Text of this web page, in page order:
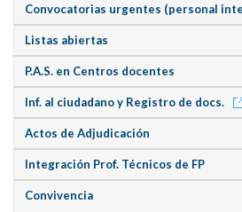
Convocatorias urgentes (personal
Listas abiertas
P.A.S. en Centros docentes
Inf. al ciudadano y Registro de docs.
Actos de Adjudicación
Integración Prof. Técnicos de FP
Convivencia